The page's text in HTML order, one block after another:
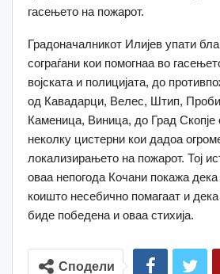
гасењето на пожарот.
Градоначалникот Илијев упати
сограѓани кои помогнаа во
војската и полицијата, до
од Кавадарци, Велес, Штип,
Каменица, Виница, до Град Скопје
неколку цистерни кои дадоа
локализирањето на пожарот. Тој
оваа непогода Кочани покажа дека
коишто несебично помагаат и
биде победена и оваа стихија.
Сподели